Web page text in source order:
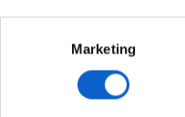
Marketing